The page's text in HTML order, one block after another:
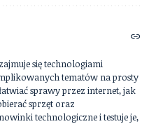
się technologiami
tematów na prosty
sprawy przez internet, jak
sprzęt oraz
technologiczne i testuje je,